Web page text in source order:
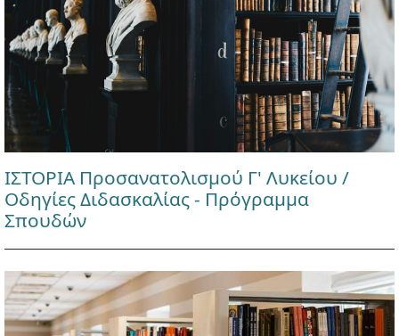
ΙΣΤΟΡΙΑ Προσανατολισμού Γ' Λυκείου /
Οδηγίες Διδασκαλίας - Πρόγραμμα
Σπουδών